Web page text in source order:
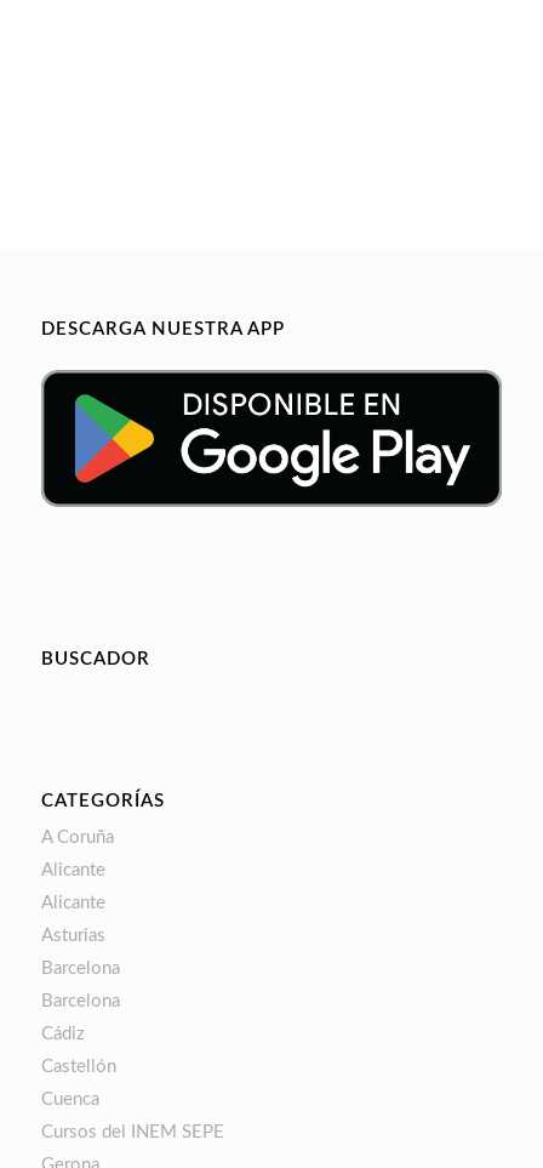
DESCARGA NUESTRA APP
BUSCADOR
CATEGORÍAS
A Coruña
Alicante
Alicante
Asturias
Barcelona
Barcelona
Cádiz
Castellón
Cuenca
Cursos del INEM SEPE